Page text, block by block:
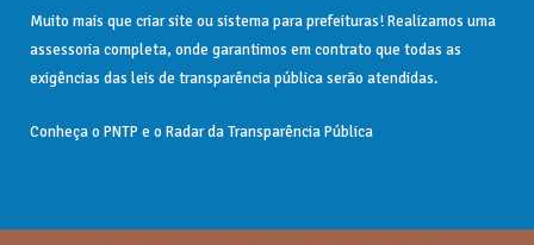
Muito mais que criar site ousistema para prefeituras! Realizamos uma
assessoriacompleta, onde garantimos em contrato que todas as
exigências das leis de transparência públicaserão atendidas.
Conheça o PNTP e o Radar da Transparência Pública